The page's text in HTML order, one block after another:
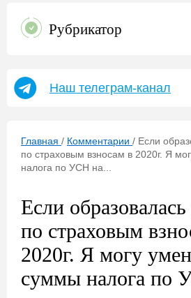
Рубрикатор
Наш телеграм-канал
Главная / Комментарии / Если
по страховым взносам в 2020г. Я
налога по УСН на...
Если образовалась
по страховым
2020г. Я могу
суммы налога по